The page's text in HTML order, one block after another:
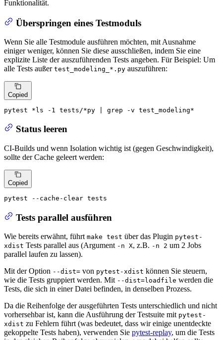
Funktionalität.
Überspringen eines Testmoduls
Wenn Sie alle Testmodule ausführen möchten, mit Ausnahme
einiger weniger, können Sie diese ausschließen, indem Sie eine
explizite Liste der auszuführenden Tests angeben. Für Beispiel: Um
alle Tests außer test_modeling_*.py auszuführen:
Copied
pytest *ls -1 tests/*py | grep -v test_modeling*
Status leeren
CI-Builds und wenn Isolation wichtig ist (gegen Geschwindigkeit),
sollte der Cache geleert werden:
Copied
pytest --cache-clear tests
Tests parallel ausführen
Wie bereits erwähnt, führt make test über das Plugin pytest-
xdist Tests parallel aus (Argument -n X, z.B. -n 2 um 2 Jobs
parallel laufen zu lassen).
Mit der Option --dist= von pytest-xdist können Sie steuern,
wie die Tests gruppiert werden. Mit --dist=loadfile werden die
Tests, die sich in einer Datei befinden, in denselben Prozess.
Da die Reihenfolge der ausgeführten Tests unterschiedlich und nicht
vorhersehbar ist, kann die Ausführung der Testsuite mit pytest-
xdist zu Fehlern führt (was bedeutet, dass wir einige unentdeckte
gekoppelte Tests haben), verwenden Sie pytest-replay, um die Tests